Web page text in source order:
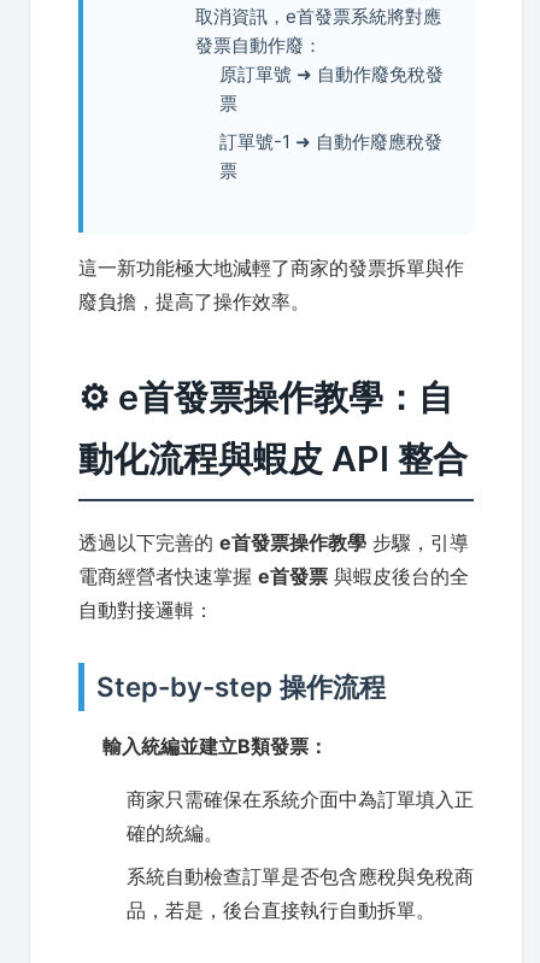
取消資訊，e首發票系統將對應
發票自動作廢：
原訂單號 ➜ 自動作廢免稅發
票
訂單號-1 ➜ 自動作廢應稅發
票
這一新功能極大地減輕了商家的發票拆單與作
廢負擔，提高了操作效率。
⚙️ e首發票操作教學：自
動化流程與蝦皮 API 整合
透過以下完善的 e首發票操作教學 步驟，引導
電商經營者快速掌握 e首發票 與蝦皮後台的全
自動對接邏輯：
Step-by-step 操作流程
輸入統編並建立B類發票：
商家只需確保在系統介面中為訂單填入正
確的統編。
系統自動檢查訂單是否包含應稅與免稅商
品，若是，後台直接執行自動拆單。